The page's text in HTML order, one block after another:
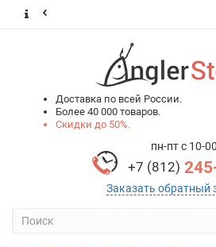
Доставка по всей России.
Более 40 000 товаров.
Скидки до 50%.
пн-пт с 10-
+7 (812)
Заказать обратный